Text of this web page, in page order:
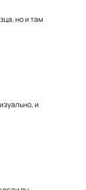
но и там
и